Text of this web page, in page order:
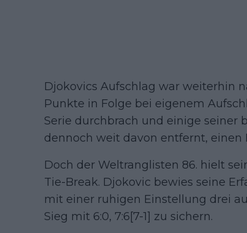
Djokovics Aufschlag war weiterhin
Punkte in Folge bei eigenem
Serie durchbrach und einige seiner
dennoch weit davon entfernt, einen
Doch der Weltranglisten 86. hielt
Tie-Break. Djokovic bewies seine
mit einer ruhigen Einstellung drei
Sieg mit 6:0, 7:6[7-1] zu sichern.